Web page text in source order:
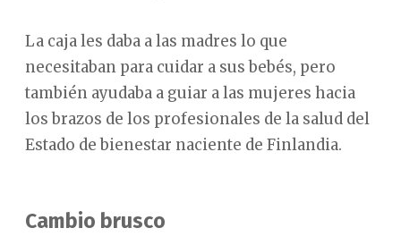
La caja les daba a las madres lo que
necesitaban para cuidar a sus bebés, pero
también ayudaba a guiar a las mujeres hacia
los brazos de los profesionales de la salud del
Estado de bienestar naciente de Finlandia.
Cambio brusco